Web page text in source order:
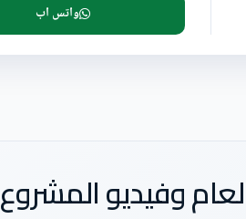
واتس اب
وفيديو المشروع